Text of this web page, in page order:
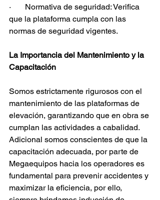
·       Normativa de seguridad: Verifica
que la plataforma cumpla con las
normas de seguridad vigentes.
La Importancia del Mantenimiento y la
Capacitación
Somos estrictamente rigurosos con el
mantenimiento de las plataformas de
elevación, garantizando que en obra se
cumplan las actividades a cabalidad.
Adicional somos conscientes de que la
capacitación adecuada, por parte de
Megaequipos hacia los operadores es
fundamental para prevenir accidentes y
maximizar la eficiencia, por ello,